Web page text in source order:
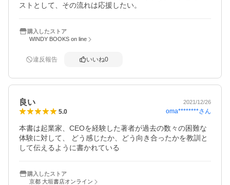
ストとして、その流れは応援したい。
購入したストア
WINDY BOOKS on line
違反報告 いいね0
良い 2021/12/26
5.0 oma********さん
本書は起業家、CEOを経験した著者が過去の数々の困難な
体験に対して、 どう感じたか、どう向き合ったかを教訓と
して伝えるように書かれている
購入したストア
京都 大垣書店オンライン